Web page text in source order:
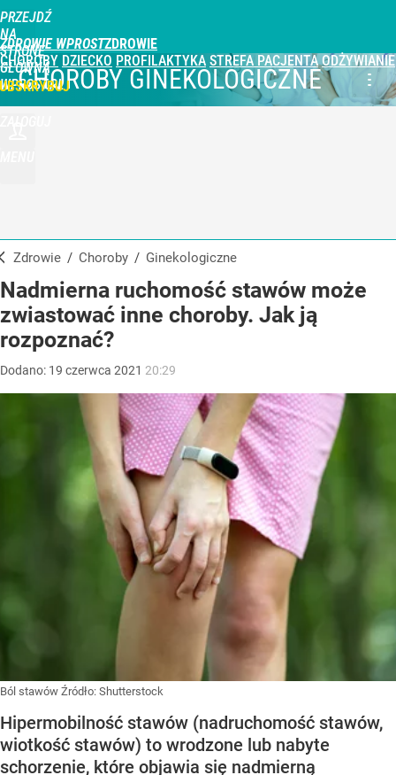
PRZEJDŹ
NA
STRONĘ
GŁÓWNĄ
WPROST.PL
ZDROWIE WPROST
CHOROBY DZIECKO PROFILAKTYKA STREFA PACJENTA ODŻYWIANIE
CHOROBY GINEKOLOGICZNE
Zdrowie / Choroby / ginekologiczne
Nadmierna ruchomość stawów może
zwiastować inne choroby. Jak ją
rozpoznać?
Dodano: 19 czerwca 2021 20:29
Ból stawów Źródło: Shutterstock
Hipermobilność stawów (nadruchomość stawów,
wiotkość stawów) to wrodzone lub nabyte
schorzenie, które objawia się nadmierną